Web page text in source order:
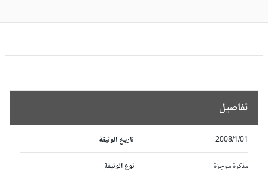
تفاصيل
تاريخ الوثيقة 2008/1/01
نوع الوثيقة مذكرة موجزة